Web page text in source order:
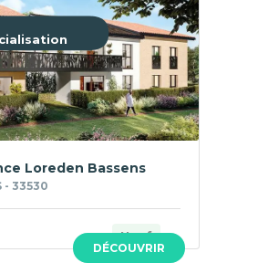
DÉCOUVRIR
Loreden Bassens
- 33530
Neuf